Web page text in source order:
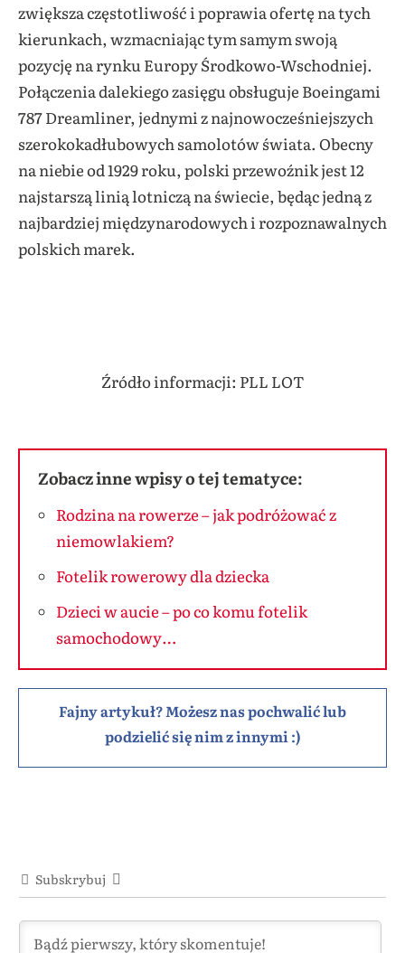
zwiększa częstotliwość i poprawia ofertę na tych
kierunkach, wzmacniając tym samym swoją
pozycję na rynku Europy Środkowo-Wschodniej.
Połączenia dalekiego zasięgu obsługuje Boeingami
787 Dreamliner, jednymi z najnowocześniejszych
szerokokadłubowych samolotów świata. Obecny
na niebie od 1929 roku, polski przewoźnik jest 12
najstarszą linią lotniczą na świecie, będąc jedną z
najbardziej międzynarodowych i rozpoznawalnych
polskich marek.
Źródło informacji: PLL LOT
Zobacz inne wpisy o tej tematyce:
Rodzina na rowerze – jak podróżować z
niemowlakiem?
Fotelik rowerowy dla dziecka
Dzieci w aucie – po co komu fotelik
samochodowy…
Fajny artykuł? Możesz nas pochwalić lub
podzielić się nim z innymi :)
Subskrybuj